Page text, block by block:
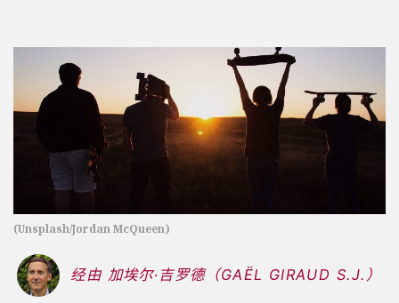
(Unsplash/Jordan McQueen)
经由 加埃尔∙吉罗德（GAËL GIRAUD S.J.）